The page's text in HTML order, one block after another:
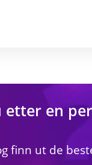
etter en
finn ut de